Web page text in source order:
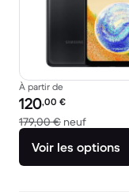
À partir de
Prix reconditionné :
120,00 €
179,00 € neufcontre
Voir les options